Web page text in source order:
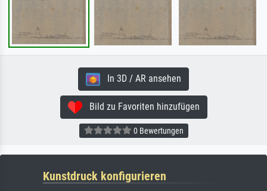
In 3D / AR ansehen
Bild zu Favoriten hinzufügen
0 Bewertungen
Kunstdruck konfigurieren